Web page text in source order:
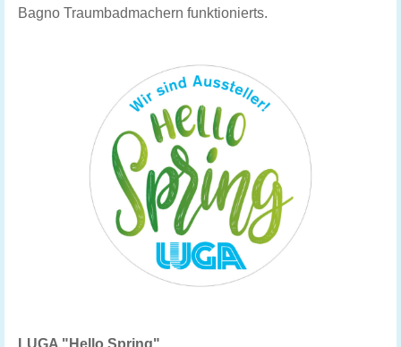
Bagno Traumbadmachern funktionierts.